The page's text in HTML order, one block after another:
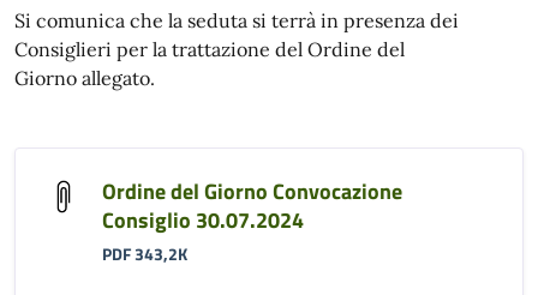
Si comunica che la seduta si terrà in presenza dei
Consiglieri per la trattazione del Ordine del
Giorno allegato.
Ordine del Giorno Convocazione
Consiglio 30.07.2024
PDF 343,2K